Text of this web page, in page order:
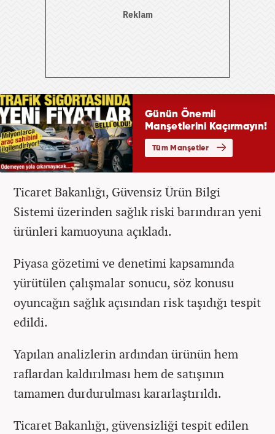
Ticaret Bakanlığı, Güvensiz Ürün Bilgi
Sistemi üzerinden sağlık riski barındıran yeni
ürünleri kamuoyuna açıkladı.
Piyasa gözetimi ve denetimi kapsamında
yürütülen çalışmalar sonucu, söz konusu
oyuncağın sağlık açısından risk taşıdığı tespit
edildi.
Yapılan analizlerin ardından ürünün hem
raflardan kaldırılması hem de satışının
tamamen durdurulması kararlaştırıldı.
Ticaret Bakanlığı, güvensizliği tespit edilen